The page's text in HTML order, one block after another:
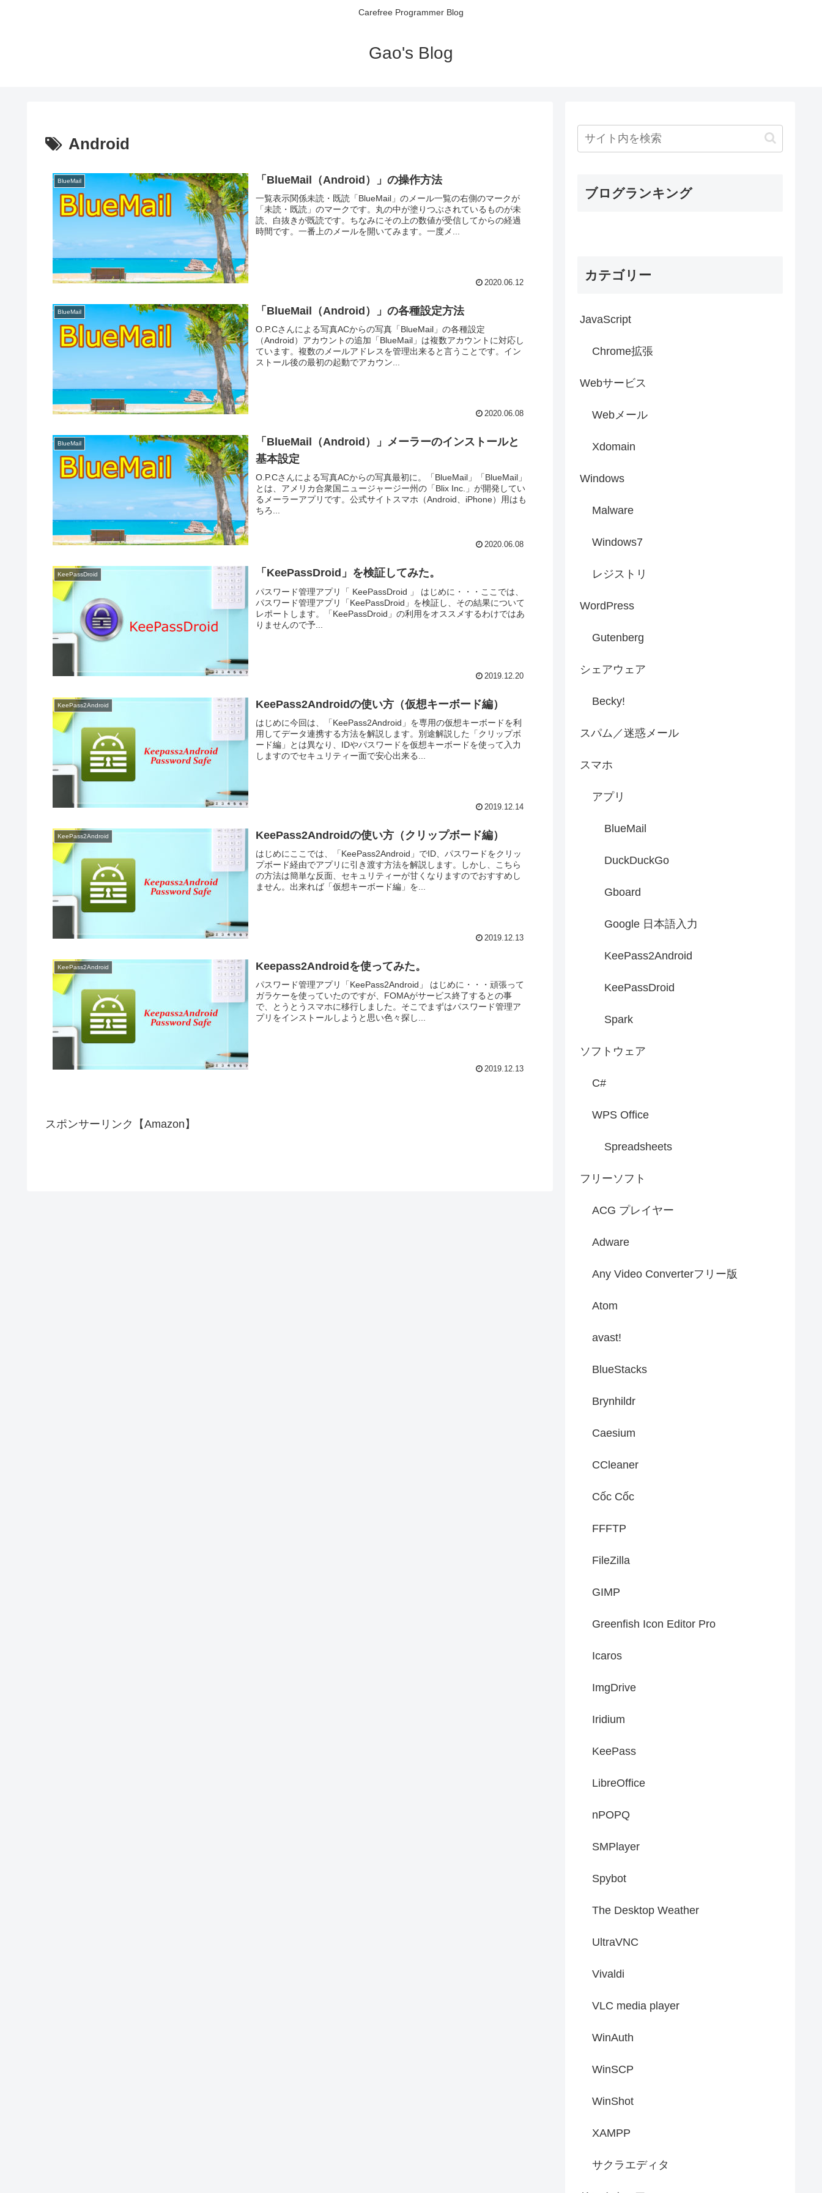
Carefree Programmer Blog
Gao's Blog
Android
BlueMail 「BlueMail（Android）」の操作方法
一覧表示関係未読・既読「BlueMail」のメール一覧の右側のマークが
「未読・既読」のマークです。丸の中が塗りつぶされているものが未
読、白抜きが既読です。ちなみにその上の数値が受信してからの経過
時間です。一番上のメールを開いてみます。一度メ...
2020.06.12
BlueMail 「BlueMail（Android）」の各種設定方法
O.P.Cさんによる写真ACからの写真「BlueMail」の各種設定
（Android）アカウントの追加「BlueMail」は複数アカウントに対応し
ています。複数のメールアドレスを管理出来ると言うことです。イン
ストール後の最初の起動でアカウン...
2020.06.08
BlueMail
「BlueMail（Android）」メーラーのインストールと
基本設定
O.P.Cさんによる写真ACからの写真最初に。「BlueMail」「BlueMail」
とは、アメリカ合衆国ニュージャージー州の「Blix Inc.」が開発してい
るメーラーアプリです。公式サイトスマホ（Android、iPhone）用はも
ちろ...
2020.06.08
KeePassDroid 「KeePassDroid」を検証してみた。
パスワード管理アプリ「 KeePassDroid 」 はじめに・・・ここでは、
パスワード管理アプリ「KeePassDroid」を検証し、その結果について
レポートします。「KeePassDroid」の利用をオススメするわけではあ
りませんので予...
2019.12.20
KeePass2Android KeePass2Androidの使い方（仮想キーボード編）
はじめに今回は、「KeePass2Android」を専用の仮想キーボードを利
用してデータ連携する方法を解説します。別途解説した「クリップボ
ード編」とは異なり、IDやパスワードを仮想キーボードを使って入力
しますのでセキュリティー面で安心出来る...
2019.12.14
KeePass2Android KeePass2Androidの使い方（クリップボード編）
はじめにここでは、「KeePass2Android」でID、パスワードをクリッ
プボード経由でアプリに引き渡す方法を解説します。しかし、こちら
の方法は簡単な反面、セキュリティーが甘くなりますのでおすすめし
ません。出来れば「仮想キーボード編」を...
2019.12.13
KeePass2Android Keepass2Androidを使ってみた。
パスワード管理アプリ「KeePass2Android」 はじめに・・・頑張って
ガラケーを使っていたのですが、FOMAがサービス終了するとの事
で、とうとうスマホに移行しました。そこでまずはパスワード管理ア
プリをインストールしようと思い色々探し...
2019.12.13
スポンサーリンク【Amazon】
ブログランキング
カテゴリー
JavaScript
Chrome拡張
Webサービス
Webメール
Xdomain
Windows
Malware
Windows7
レジストリ
WordPress
Gutenberg
シェアウェア
Becky!
スパム／迷惑メール
スマホ
アプリ
BlueMail
DuckDuckGo
Gboard
Google 日本語入力
KeePass2Android
KeePassDroid
Spark
ソフトウェア
C#
WPS Office
Spreadsheets
フリーソフト
ACG プレイヤー
Adware
Any Video Converterフリー版
Atom
avast!
BlueStacks
Brynhildr
Caesium
CCleaner
Cốc Cốc
FFFTP
FileZilla
GIMP
Greenfish Icon Editor Pro
Icaros
ImgDrive
Iridium
KeePass
LibreOffice
nPOPQ
SMPlayer
Spybot
The Desktop Weather
UltraVNC
Vivaldi
VLC media player
WinAuth
WinSCP
WinShot
XAMPP
サクラエディタ